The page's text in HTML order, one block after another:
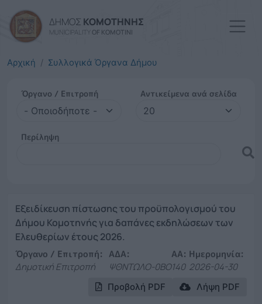
ΔΗΜΟΣ ΚΟΜΟΤΗΝΗΣ
MUNICIPALITY OF KOMOTINI
Αρχική Συλλογικά Όργανα Δήμου
Όργανο / Επιτροπή
Περίληψη
Αντικείμενα ανά σελίδα
Εξειδίκευση πίστωσης του προϋπολογισμού του
Δήμου Κομοτηνής για δαπάνες εκδηλώσεων των
Ελευθερίων έτους 2026.
Όργανο / Επιτροπή:
Δημοτική Επιτροπή
ΑΔΑ:
ΨΘΝΤΩΛΟ-0ΒΟ
ΑΑ:
140
Ημερομηνία:
2026-04-30
Προβολή PDF Λήψη PDF